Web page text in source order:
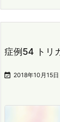
症例54 トリ
 2018年10月15日